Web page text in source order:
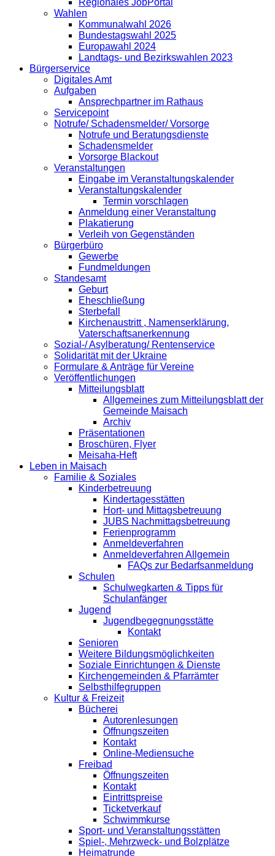
Regionales JobPortal
Wahlen
Kommunalwahl 2026
Bundestagswahl 2025
Europawahl 2024
Landtags- und Bezirkswahlen 2023
Bürgerservice
Digitales Amt
Aufgaben
Ansprechpartner im Rathaus
Servicepoint
Notrufe/ Schadensmelder/ Vorsorge
Notrufe und Beratungsdienste
Schadensmelder
Vorsorge Blackout
Veranstaltungen
Eingabe im Veranstaltungskalender
Veranstaltungskalender
Termin vorschlagen
Anmeldung einer Veranstaltung
Plakatierung
Verleih von Gegenständen
Bürgerbüro
Gewerbe
Fundmeldungen
Standesamt
Geburt
Eheschließung
Sterbefall
Kirchenaustritt , Namenserklärung,
Vaterschaftsanerkennung
Sozial-/ Asylberatung/ Rentenservice
Solidarität mit der Ukraine
Formulare & Anträge für Vereine
Veröffentlichungen
Mitteilungsblatt
Allgemeines zum Mitteilungsblatt der
Gemeinde Maisach
Archiv
Präsentationen
Broschüren, Flyer
Meisaha-Heft
Leben in Maisach
Familie & Soziales
Kinderbetreuung
Kindertagesstätten
Hort- und Mittagsbetreuung
JUBS Nachmittagsbetreuung
Ferienprogramm
Anmeldeverfahren
Anmeldeverfahren Allgemein
FAQs zur Bedarfsanmeldung
Schulen
Schulwegkarten & Tipps für
Schulanfänger
Jugend
Jugendbegegnungsstätte
Kontakt
Senioren
Weitere Bildungsmöglichkeiten
Soziale Einrichtungen & Dienste
Kirchengemeinden & Pfarrämter
Selbsthilfegruppen
Kultur & Freizeit
Bücherei
Autorenlesungen
Öffnungszeiten
Kontakt
Online-Mediensuche
Freibad
Öffnungszeiten
Kontakt
Eintrittspreise
Ticketverkauf
Schwimmkurse
Sport- und Veranstaltungsstätten
Spiel-, Mehrzweck- und Bolzplätze
Heimatrunde